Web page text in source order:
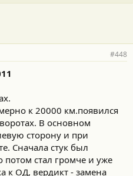
#448
к 20000 км.появился
В основном
сторону и при
Сначала стук был
стал громче и уже
к ОД, вердикт - замена